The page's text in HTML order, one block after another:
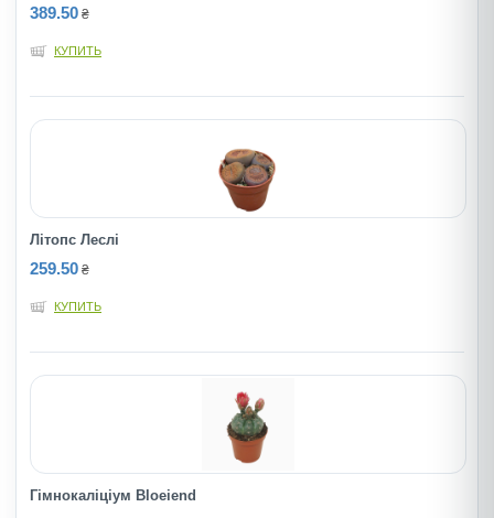
389.50 ₴
КУПИТЬ
Літопс Леслi
259.50 ₴
КУПИТЬ
Гімнокаліціум Bloeiend